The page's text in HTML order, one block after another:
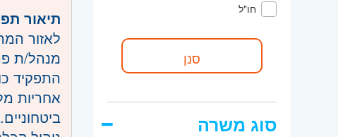
חו"ל
סוג משרה
תיאור
לאזור
מנהל/ת
התפקיד
אחריות
ביטחוניים.